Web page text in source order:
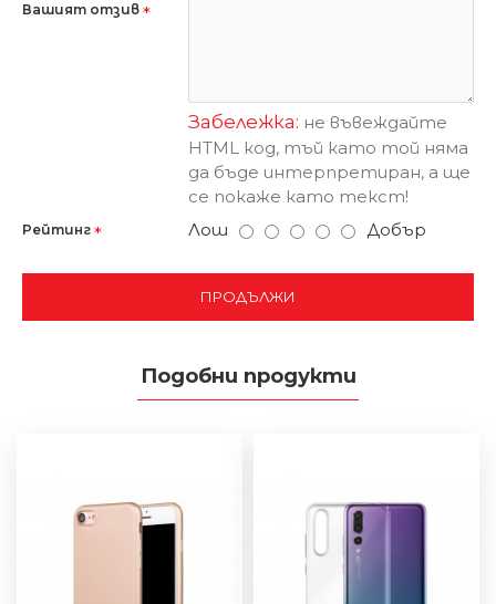
Вашият отзив
Забележка: не въвеждайте
HTML код, тъй като той няма
да бъде интерпретиран, а ще
се покаже като текст!
Рейтинг Лош Добър
ПРОДЪЛЖИ
Подобни продукти